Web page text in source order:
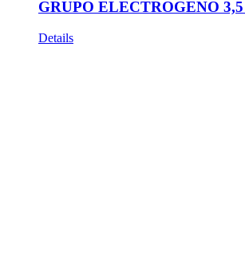
GRUPO ELECTROGENO
Details